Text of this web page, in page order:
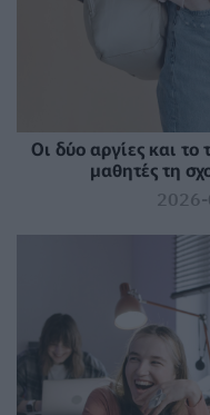
Οι δύο αργίες και το
μαθητές τη